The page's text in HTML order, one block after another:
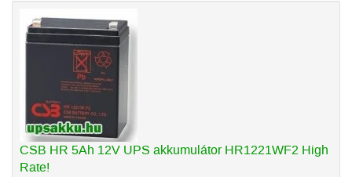
CSB HR 5Ah 12V UPS akkumulátor HR1221WF2 High
Rate!